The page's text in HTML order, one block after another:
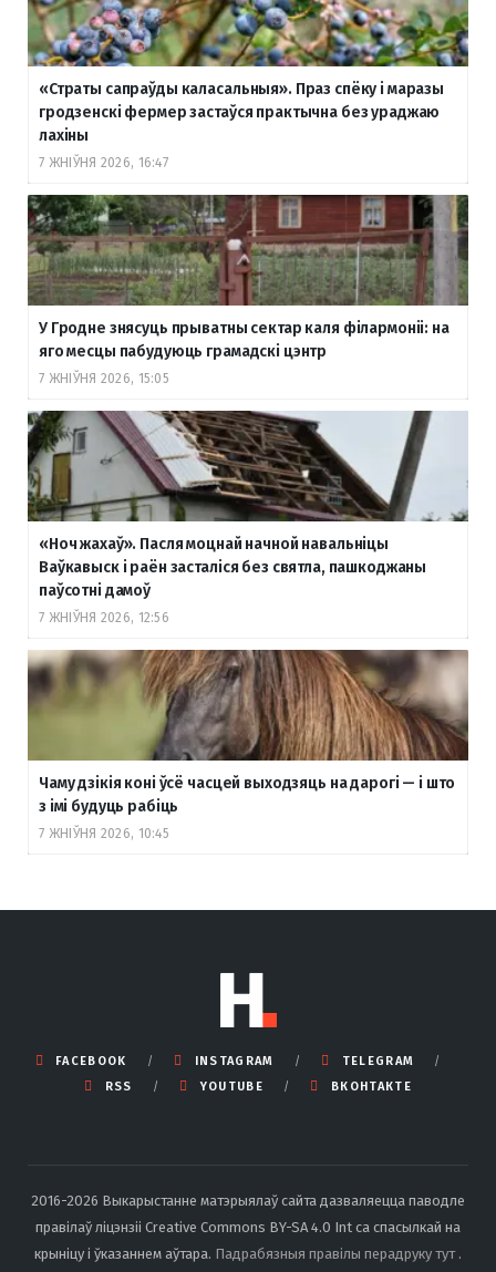
«Страты сапраўды каласальныя». Праз спёку і маразы
гродзенскі фермер застаўся практычна без ураджаю
лахіны
7 ЖНІЎНЯ 2026, 16:47
У Гродне знясуць прыватны сектар каля філармоніі: на
яго месцы пабудуюць грамадскі цэнтр
7 ЖНІЎНЯ 2026, 15:05
«Ноч жахаў». Пасля моцнай начной навальніцы
Ваўкавыск і раён засталіся без святла, пашкоджаны
паўсотні дамоў
7 ЖНІЎНЯ 2026, 12:56
Чаму дзікія коні ўсё часцей выходзяць на дарогі — і што
з імі будуць рабіць
7 ЖНІЎНЯ 2026, 10:45
FACEBOOK INSTAGRAM
TELEGRAM
RSS
YOUTUBE ВКОНТАКТЕ
2016-2026 Выкарыстанне матэрыялаў сайта дазваляецца паводле
правілаў ліцэнзіі Creative Commons BY-SA 4.0 Int са спасылкай на
крыніцу і ўказаннем аўтара. Падрабязныя правілы перадруку тут .